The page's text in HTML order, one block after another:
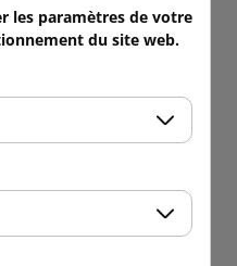
sur votre
!
les paramètres de votre
du site web.